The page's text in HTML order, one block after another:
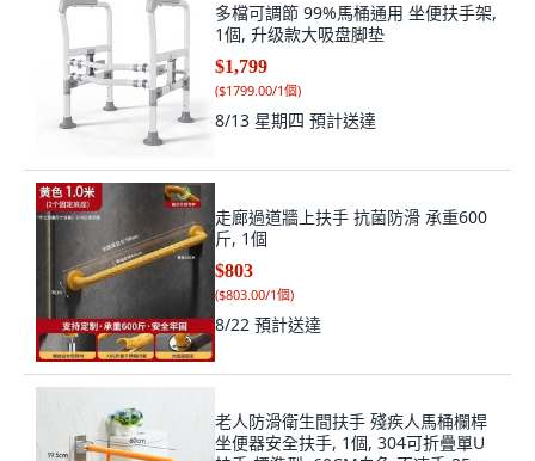
多檔可調節 99%馬桶通用 坐便扶手架,
1個, 升级款大吸盘脚垫
$1,799
($1799.00/1個)
8/13 星期四 預計送達
走廊過道牆上扶手 抗菌防滑 承重600
斤, 1個
$803
($803.00/1個)
8/22 預計送達
老人防滑衛生間扶手 殘疾人馬桶欄桿
坐便器安全扶手, 1個, 304可折疊單U